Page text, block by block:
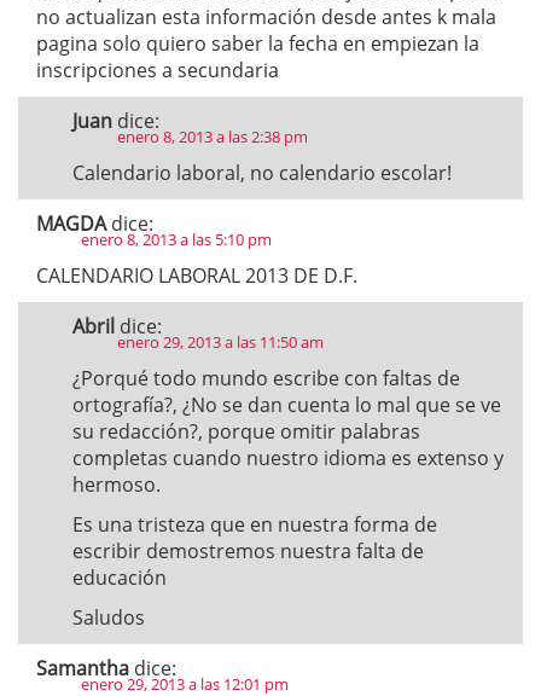
no actualizan esta información desde antes k mala
pagina solo quiero saber la fecha en empiezan la
inscripciones a secundaria
Juan dice:
enero 8, 2013 a las 2:38 pm
Calendario laboral, no calendario escolar!
MAGDA dice:
enero 8, 2013 a las 5:10 pm
CALENDARIO LABORAL 2013 DE D.F.
Abril dice:
enero 29, 2013 a las 11:50 am
¿Porqué todo mundo escribe con faltas de
ortografía?, ¿No se dan cuenta lo mal que se ve
su redacción?, porque omitir palabras
completas cuando nuestro idioma es extenso y
hermoso.
Es una tristeza que en nuestra forma de
escribir demostremos nuestra falta de
educación
Saludos
Samantha dice:
enero 29, 2013 a las 12:01 pm